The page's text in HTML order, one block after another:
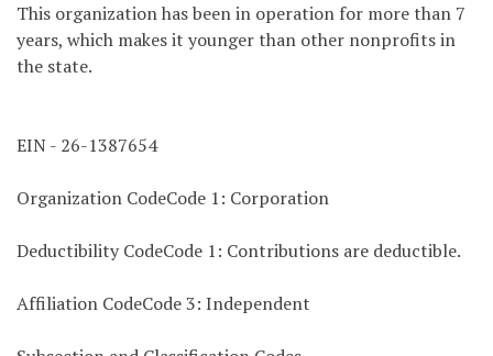
This organization has been in operation for more than 7
years, which makes it younger than other nonprofits in
the state.
EIN - 26-1387654
Organization CodeCode 1: Corporation
Deductibility CodeCode 1: Contributions are deductible.
Affiliation CodeCode 3: Independent